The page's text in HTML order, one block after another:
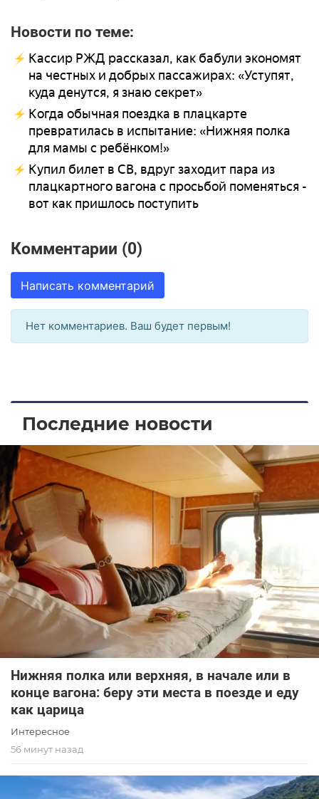
Новости по теме:
Кассир РЖД рассказал, как бабули экономят
на честных и добрых пассажирах: «Уступят,
куда денутся, я знаю секрет»
Когда обычная поездка в плацкарте
превратилась в испытание: «Нижняя полка
для мамы с ребёнком!»
Купил билет в СВ, вдруг заходит пара из
плацкартного вагона с просьбой поменяться -
вот как пришлось поступить
Комментарии (0)
Написать комментарий
Нет комментариев. Ваш будет первым!
Последние новости
Нижняя полка или верхняя, в начале или в
конце вагона: беру эти места в поезде и еду
как царица
Интересное
56 минут назад